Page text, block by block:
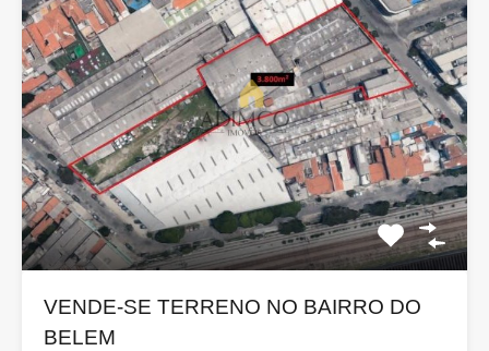
VENDE-SE TERRENO NO BAIRRO DO
BELEM